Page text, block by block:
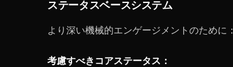
ステータスベースシステム
より深い機械的エンゲージメントのために：
考慮すべきコアステータス：